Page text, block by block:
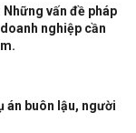
vấn đề pháp
nghiệp cần
án buôn lậu, người